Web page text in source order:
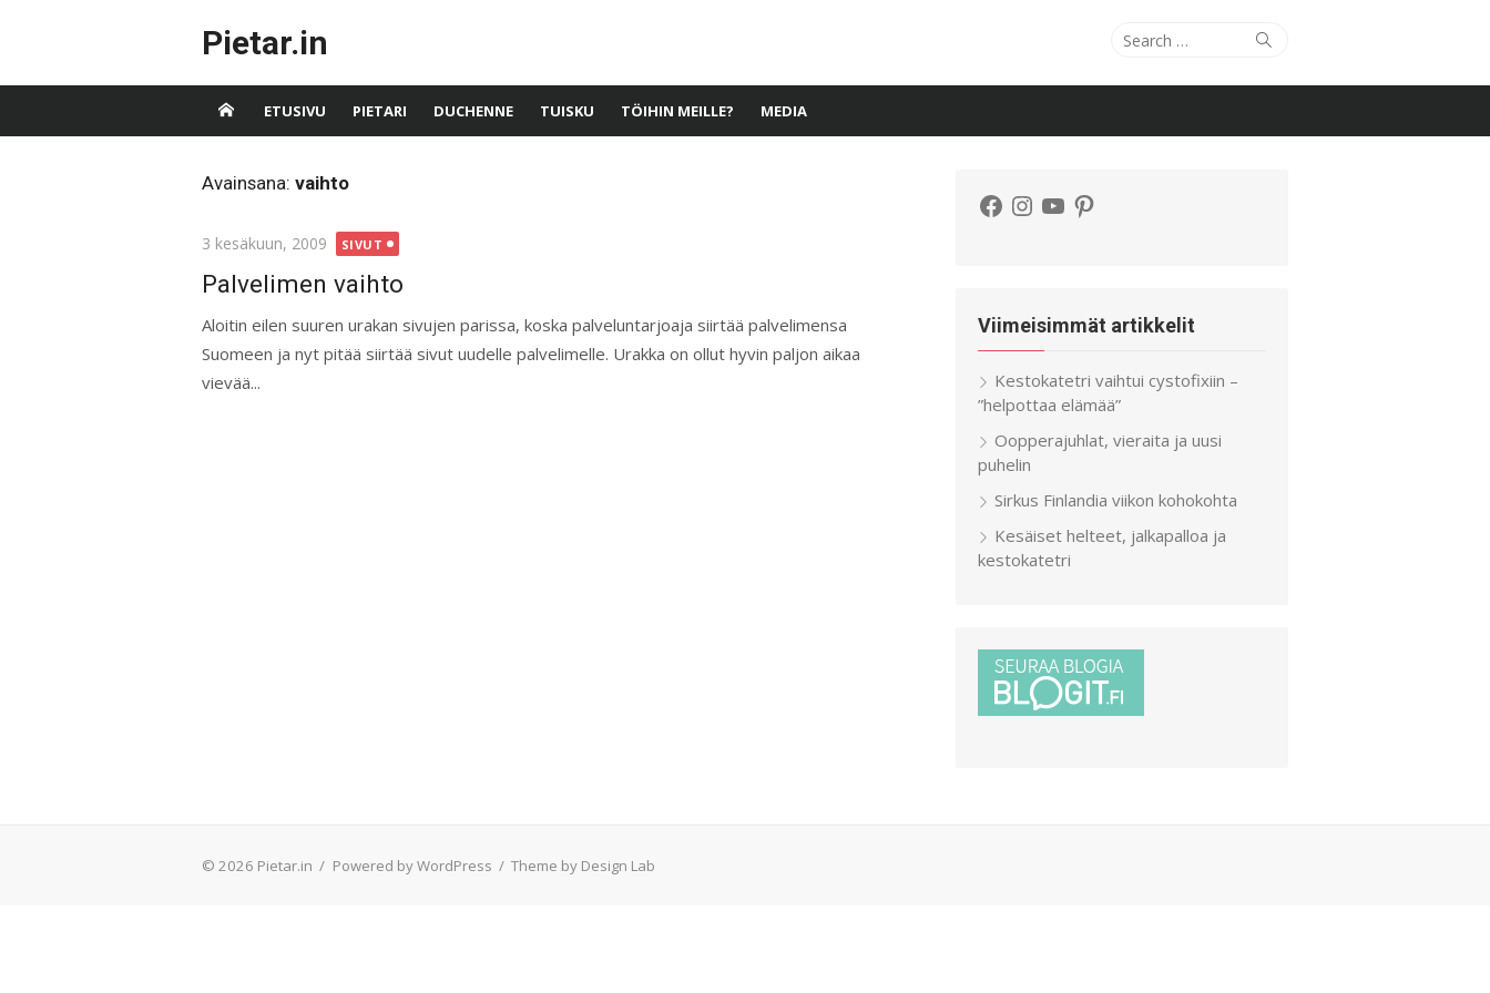
Pietar.in
Search
Search
ETUSIVU PIETARI DUCHENNE TUISKU TÖIHIN MEILLE? MEDIA
Avainsana: vaihto
Posted
3 kesäkuun, 2009 SIVUT
Palvelimen vaihto
Aloitin eilen suuren urakan sivujen parissa, koska palveluntarjoaja siirtää palvelimensa
Suomeen ja nyt pitää siirtää sivut uudelle palvelimelle. Urakka on ollut hyvin paljon aikaa
vievää...
Facebook
Instagram
YouTubePinterest
Viimeisimmät artikkelit
Kestokatetri vaihtui cystofixiin –
”helpottaa elämää”
Oopperajuhlat, vieraita ja uusi
puhelin
Sirkus Finlandia viikon kohokohta
Kesäiset helteet, jalkapalloa ja
kestokatetri
© 2026 Pietar.in / Powered by WordPress / Theme by Design Lab